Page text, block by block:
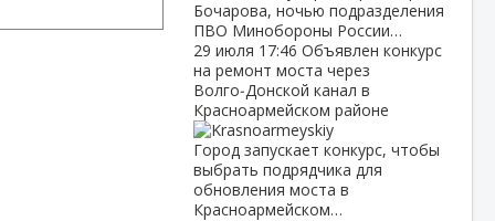
Бочарова, ночью подразделения
ПВО Минобороны России…
29 июля 17:46 Объявлен конкурс
на ремонт моста через
Волго‑Донской канал в
Красноармейском районе
Город запускает конкурс, чтобы
выбрать подрядчика для
обновления моста в
Красноармейском…